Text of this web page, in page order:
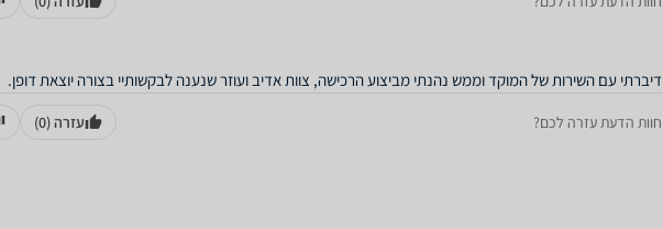
דיברתי עם השירות של המוקד וממש נהנתי מביצוע הרכישה, צוות אדיב ועוזר שנענה לבקשותיי בצורה יוצאת דופן.
חוות הדעת עזרה לכם? עזרה(0)